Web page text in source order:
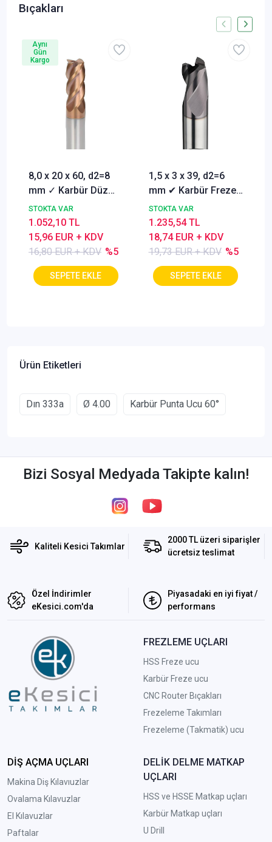
Bıçakları
8,0 x 20 x 60, d2=8
mm ✓ Karbür Düz
Freze, Parmak freze
ucu Z=4,TiSiN
Kaplamalı
STOKTA VAR
16,80 EUR + KDV %5
15,96 EUR + KDV
1.052,10 TL
Aynı
Gün
Kargo
1,5 x 3 x 39, d2=6
mm ✔ Karbür Freze
ucu, Z=3, Kaplamalı,
30°
STOKTA VAR
19,73 EUR + KDV %5
18,74 EUR + KDV
1.235,54 TL
Ürün Etiketleri
Dın 333a Ø 4.00 Karbür Punta Ucu 60°
Bizi Sosyal Medyada Takipte kalın!
Kaliteli Kesici Takımlar
2000 TL üzeri siparişler
ücretsiz teslimat
Özel İndirimler
eKesici.com'da
Piyasadaki en iyi fiyat /
performans
FREZLEME UÇLARI
HSS Freze ucu
Karbür Freze ucu
CNC Router Bıçakları
Frezeleme Takımları
Frezeleme (Takmatik) ucu
DİŞ AÇMA UÇLARI
Makina Diş Kılavıuzlar
Ovalama Kılavuzlar
El Kılavuzlar
Paftalar
DELİK DELME MATKAP
UÇLARI
HSS ve HSSE Matkap uçları
Karbür Matkap uçları
U Drill